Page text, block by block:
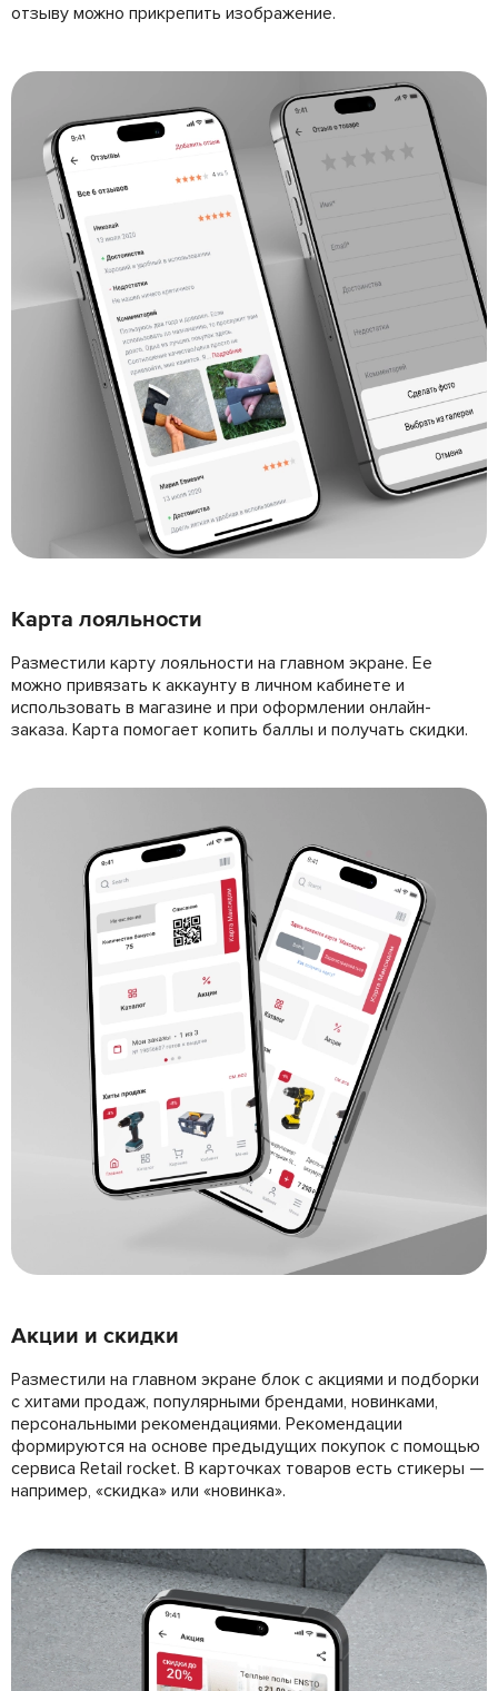
отзыву можно прикрепить изображение.
Карта лояльности
Разместили карту лояльности на главном экране. Ее
можно привязать к аккаунту в личном кабинете и
использовать в магазине и при оформлении онлайн-
заказа. Карта помогает копить баллы и получать скидки.
Акции и скидки
Разместили на главном экране блок с акциями и подборки
с хитами продаж, популярными брендами, новинками,
персональными рекомендациями. Рекомендации
формируются на основе предыдущих покупок с помощью
сервиса Retail rocket. В карточках товаров есть стикеры —
например, «скидка» или «новинка».